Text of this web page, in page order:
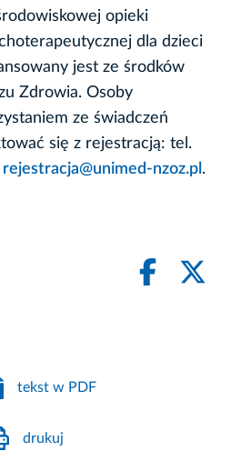
opieki
dla dzieci
jest ze środków
Zdrowia. Osoby
ze świadczeń
się z rejestracją: tel.
rejestracja@unimed-nzoz.pl .
tekst w PDF
drukuj